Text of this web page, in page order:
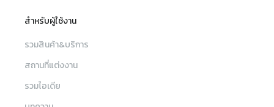
สำหรับผู้ใช้งาน
รวมสินค้า&บริการ
สถานที่แต่งงาน
รวมไอเดีย